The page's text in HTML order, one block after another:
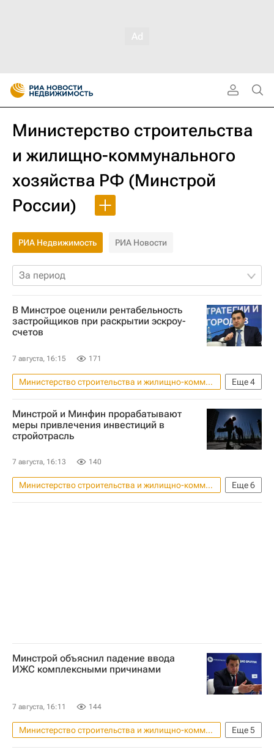
Министерство строительства
и жилищно-коммунального
хозяйства РФ (Минстрой
России)
РИА Недвижимость РИА Новости
За период
В Минстрое оценили рентабельность
застройщиков при раскрытии эскроу-
счетов
7 августа, 16:15 171
Еще4
Министерство строительства и жилищно-коммунального хозяйства РФ (Минстрой России)
Россия
Никита Стасишин
Сбербанк России
ДомКлик
Минстрой и Минфин прорабатывают
меры привлечения инвестиций в
стройотрасль
7 августа, 16:13 140
Еще6
Министерство строительства и жилищно-коммунального хозяйства РФ (Минстрой России)
Жилье
Москва
Россия
Минстрой объяснил падение ввода
ИЖС комплексными причинами
7 августа, 16:11 144
Еще5
Министерство строительства и жилищно-коммунального хозяйства РФ (Минстрой России)
Россия
Никита Стасишин